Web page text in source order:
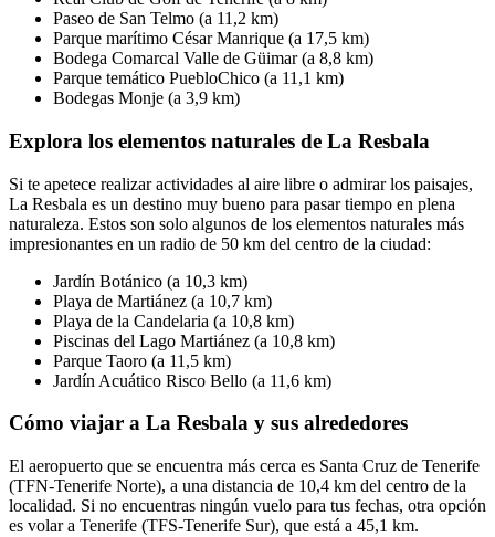
Paseo de San Telmo (a 11,2 km)
Parque marítimo César Manrique (a 17,5 km)
Bodega Comarcal Valle de Güimar (a 8,8 km)
Parque temático PuebloChico (a 11,1 km)
Bodegas Monje (a 3,9 km)
Explora los elementos naturales de La Resbala
Si te apetece realizar actividades al aire libre o admirar los paisajes,
La Resbala es un destino muy bueno para pasar tiempo en plena
naturaleza. Estos son solo algunos de los elementos naturales más
impresionantes en un radio de 50 km del centro de la ciudad:
Jardín Botánico (a 10,3 km)
Playa de Martiánez (a 10,7 km)
Playa de la Candelaria (a 10,8 km)
Piscinas del Lago Martiánez (a 10,8 km)
Parque Taoro (a 11,5 km)
Jardín Acuático Risco Bello (a 11,6 km)
Cómo viajar a La Resbala y sus alrededores
El aeropuerto que se encuentra más cerca es Santa Cruz de Tenerife
(TFN-Tenerife Norte), a una distancia de 10,4 km del centro de la
localidad. Si no encuentras ningún vuelo para tus fechas, otra opción
es volar a Tenerife (TFS-Tenerife Sur), que está a 45,1 km.